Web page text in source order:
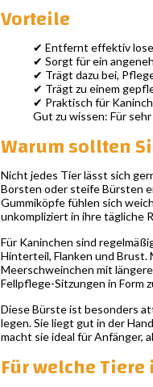
Vorteile
✔ Entfernt effektiv lose
✔ Sorgt für ein
✔ Trägt dazu bei,
✔ Trägt zu einem
✔ Praktisch für
Gut zu wissen: Für
Warum sollten
Nicht jedes Tier lässt sich
Borsten oder steife Bürsten
Gummiköpfe fühlen sich
unkompliziert in ihre tägliche
Für Kaninchen sind
Hinterteil, Flanken und Brust.
Meerschweinchen mit
Fellpflege-Sitzungen in Form
Diese Bürste ist besonders
legen. Sie liegt gut in der
macht sie ideal für Anfänger,
Für welche